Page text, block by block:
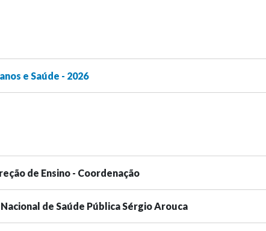
e Saúde - 2026
de Ensino - Coordenação
Nacional de Saúde Pública Sérgio Arouca